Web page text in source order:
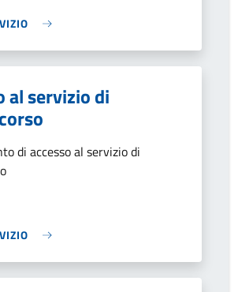
al servizio di
di accesso al servizio di